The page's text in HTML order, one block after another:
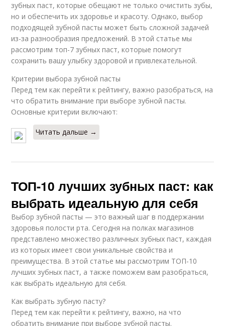
зубных паст, которые обещают не только очистить зубы,
но и обеспечить их здоровье и красоту. Однако, выбор
подходящей зубной пасты может быть сложной задачей
из-за разнообразия предложений. В этой статье мы
рассмотрим топ-7 зубных паст, которые помогут
сохранить вашу улыбку здоровой и привлекательной.
Критерии выбора зубной пасты
Перед тем как перейти к рейтингу, важно разобраться, на
что обратить внимание при выборе зубной пасты.
Основные критерии включают:
Читать дальше →
ТОП-10 лучших зубных паст: как
выбрать идеальную для себя
Выбор зубной пасты — это важный шаг в поддержании
здоровья полости рта. Сегодня на полках магазинов
представлено множество различных зубных паст, каждая
из которых имеет свои уникальные свойства и
преимущества. В этой статье мы рассмотрим ТОП-10
лучших зубных паст, а также поможем вам разобраться,
как выбрать идеальную для себя.
Как выбрать зубную пасту?
Перед тем как перейти к рейтингу, важно, на что
обратить внимание при выборе зубной пасты.